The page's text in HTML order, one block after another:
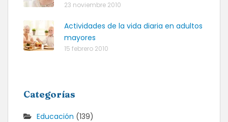
23 noviembre 2010
Actividades de la vida diaria en adultos
mayores
15 febrero 2010
Categorías
Educación (139)